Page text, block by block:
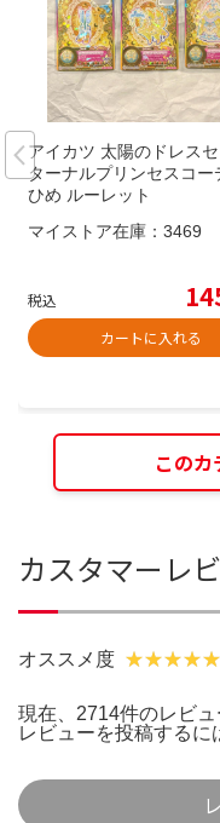
アイカツ 太陽のドレス
ターナルプリンセスコー
ひめ ルーレット
マイストア在庫： 3469
税込
カートに入れる
このカ
カスタマーレ
オススメ度
現在、2714件のレビュ
レビューを投稿するに